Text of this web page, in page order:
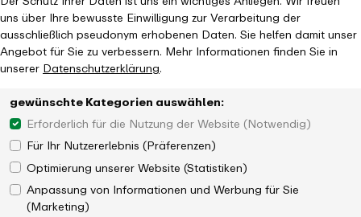
uns über Ihre bewusste Einwilligung zur Verarbeitung der
ausschließlich pseudonym erhobenen Daten. Sie helfen damit unser
Angebot für Sie zu verbessern. Mehr Informationen finden Sie in
unsererDatenschutzerklärung.
gewünschte Kategorien auswählen:
Erforderlich für die Nutzung der Website (Notwendig)
Für Ihr Nutzererlebnis (Präferenzen)
Optimierung unserer Website (Statistiken)
Anpassung von Informationen und Werbung für Sie
(Marketing)